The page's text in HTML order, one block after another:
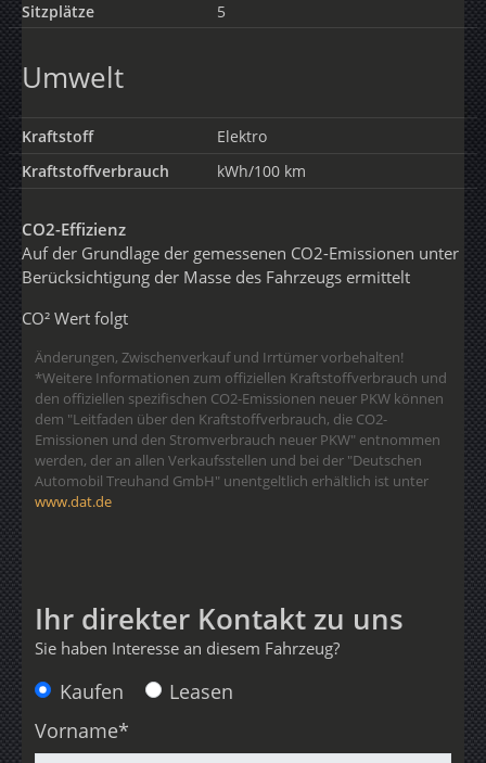
Sitzplätze
5
Umwelt
Kraftstoff
Elektro
Kraftstoffverbrauch
kWh/100 km
CO2-Effizienz
Auf der Grundlage der gemessenen CO2-Emissionen unter
Berücksichtigung der Masse des Fahrzeugs ermittelt
CO² Wert folgt
Änderungen, Zwischenverkauf und Irrtümer vorbehalten!
*Weitere Informationen zum offiziellen Kraftstoffverbrauch und
den offiziellen spezifischen CO2-Emissionen neuer PKW können
dem "Leitfaden über den Kraftstoffverbrauch, die CO2-
Emissionen und den Stromverbrauch neuer PKW" entnommen
werden, der an allen Verkaufsstellen und bei der "Deutschen
Automobil Treuhand GmbH" unentgeltlich erhältlich ist unter
www.dat.de
Ihr direkter Kontakt zu uns
Sie haben Interesse an diesem Fahrzeug?
Anfragetyp
Kaufen
Leasen
Vorname*